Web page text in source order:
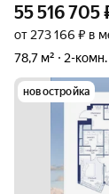
55 516 705
от 273 166 ₽ в
78,7 м²
2-комн.
новостройка